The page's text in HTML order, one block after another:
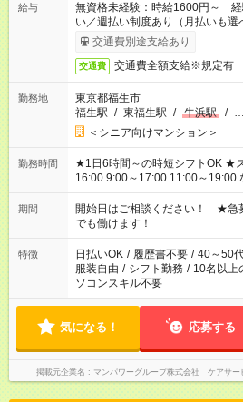
給与
無資格未経験：時給1600円～
い／週払い制度あり（月払いも
完了次第のお支払いとなります。
交通費別途支給あり
交通費 交通費全額支給※規定有
勤務地
東京都福生市
福生駅 / 東福生駅 / 牛浜駅 / …
＜シニア向けマンション＞
勤務時間
★1日6時間～の時短シフトOK ★スタート時間選べます！ 7:00～
16:00 9:00～17:00 11:00～19:00 など 残業
場合、他のお仕事と合わせ週40
ん ※法令に基づき、週20時間以
となります ※労働者派遣法（日雇
短時間・短期間の就業はご案内が
期間
開始日はご相談ください！ ★
でも働けます！
特徴 日払いOK / 履歴書不要 / 40～50
服装自由 / シフト勤務 / 10名以上
ソコンスキル不要
気になる！ 応募する
掲載元企業名 マンパワーグループ株式会社 ケアサー